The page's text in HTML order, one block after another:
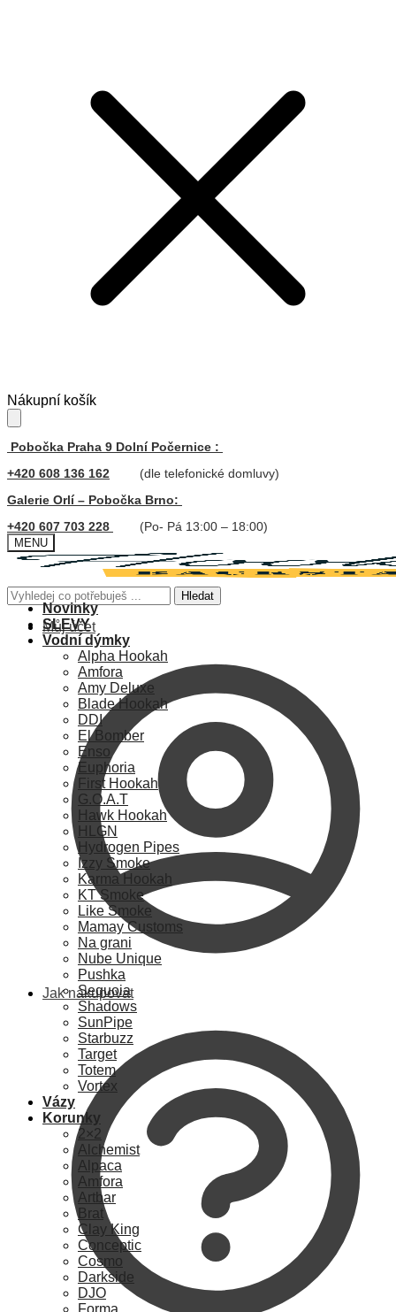
Skip
to
navigation
Skip
to
content
Nákupní košík
Pobočka Praha 9 Dolní Počernice :
+420 608 136 162
(dle telefonické domluvy)
Galerie Orlí – Pobočka Brno:
+420 607 703 228
(Po- Pá 13:00 – 18:00)
MENU
Hledat: Hledat
Můj účet
Jak nakupovat
Novinky
SLEVY
Vodní dýmky
Alpha Hookah
Amfora
Amy Deluxe
Blade Hookah
DDI
El Bomber
Enso
Euphoria
First Hookah
G.O.A.T
Hawk Hookah
HLGN
Hydrogen Pipes
Izzy Smoke
Karma Hookah
KT Smoke
Like Smoke
Mamay Customs
Na grani
Nube Unique
Pushka
Sequoia
Shadows
SunPipe
Starbuzz
Target
Totem
Vortex
Vázy
Korunky
2×2
Alchemist
Alpaca
Amfora
Artbar
Brat
Clay King
Conceptic
Cosmo
Darkside
DJO
Forma